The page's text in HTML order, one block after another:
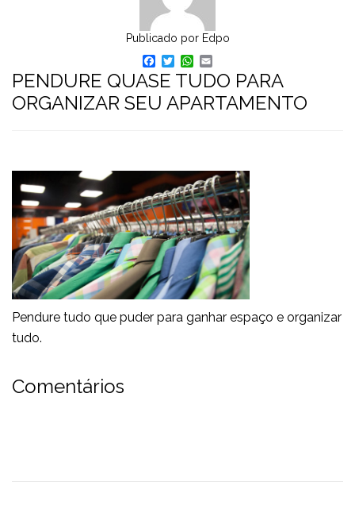
Publicado por Edpo
Facebook
TwitterWhatsApp
PENDURE QUASE TUDO PARA
ORGANIZAR SEU APARTAMENTO
Pendure tudo que puder para ganhar espaço e organizar
tudo.
Comentários